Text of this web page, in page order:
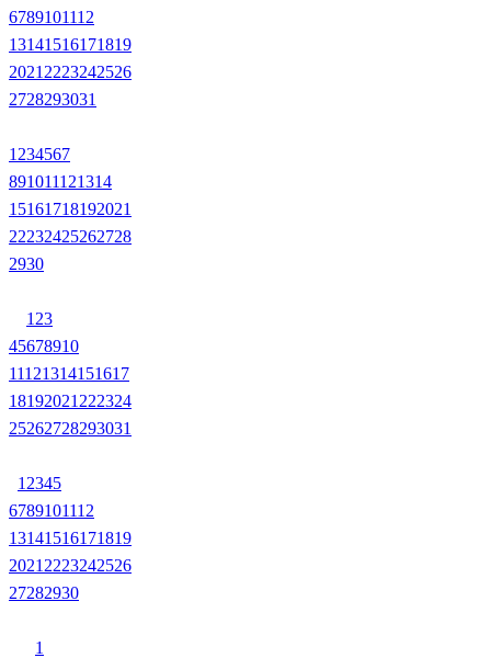
6789101112
13141516171819
2021 2223242526
2728293031
1 234567
891011121314
15161718192021
22232425262728
2930
1 23
45678910
11121314151617
18192021 222324
25262728293031
1 2345
6789101112
13141516171819
2021 2223242526
27282930
1